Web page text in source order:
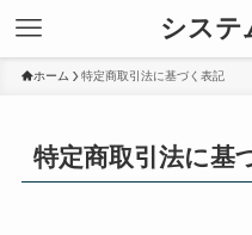
システ
ホーム 特定商取引法に基づく表記
特定商取引法に基